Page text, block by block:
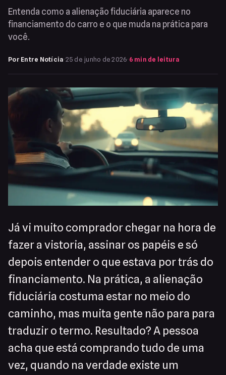
Entenda como a alienação fiduciária aparece no
financiamento do carro e o que muda na prática para
você.
Por Entre Notícia·25 de junho de 2026· 6 min de leitura
Já vi muito comprador chegar na hora de
fazer a vistoria, assinar os papéis e só
depois entender o que estava por trás do
financiamento. Na prática, a alienação
fiduciária costuma estar no meio do
caminho, mas muita gente não para para
traduzir o termo. Resultado? A pessoa
acha que está comprando tudo de uma
vez, quando na verdade existe um